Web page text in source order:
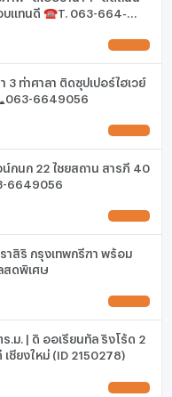
ห้องพัก
บแทนดี ☎️T. 063-664-
3 ท่าศาลา ติดซุปเปอร์ไฮเวย์
6649056
กนก 22 ไชยสถาน สารภี 40
6649056
าสิริ กรุงเทพกรีฑา พร้อม
สุดพิเศษ
.ม. | ดิ ออเรียนทัล ริงโร้ด 2
ชียงใหม่ (ID 2150278)